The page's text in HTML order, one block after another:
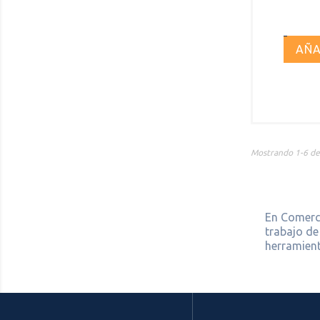
Mostrando 1-6
En
trabajo